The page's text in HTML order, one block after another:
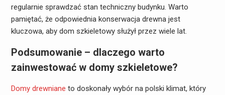
regularnie sprawdzać stan techniczny budynku. Warto
pamiętać, że odpowiednia konserwacja drewna jest
kluczowa, aby dom szkieletowy służył przez wiele lat.
Podsumowanie – dlaczego warto
zainwestować w domy szkieletowe?
Domy drewniane to doskonały wybór na polski klimat, który